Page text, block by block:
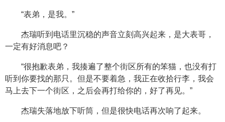
“表弟，是我。”
杰瑞听到电话里沉稳的声音立刻高兴起来，是大表哥，
一定有好消息吧？
“很抱歉表弟，我揍遍了整个街区所有的笨猫，也没有打
听到你要找的那只。但是不要着急，我正在收拾行李，我会
马上去下一个街区，之后会再打给你的，好了再见。”
杰瑞失落地放下听筒，但是很快电话再次响了起来。